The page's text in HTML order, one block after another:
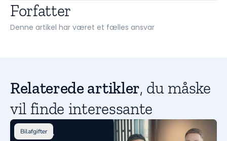
Forfatter
Denne artikel har været et fælles ansvar
Relaterede artikler, du måske
vil finde interessante
Bilafgifter